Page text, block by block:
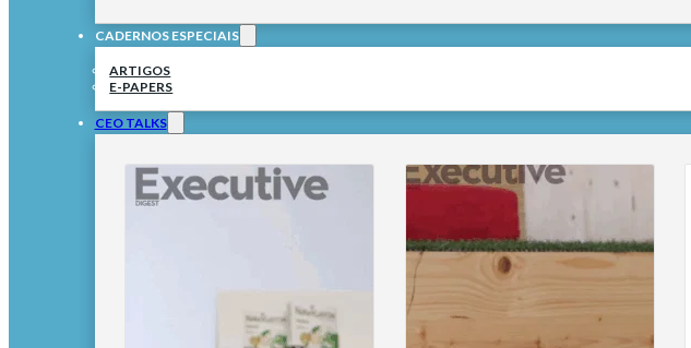
CADERNOS ESPECIAIS
ARTIGOS
E-PAPERS
CEO TALKS